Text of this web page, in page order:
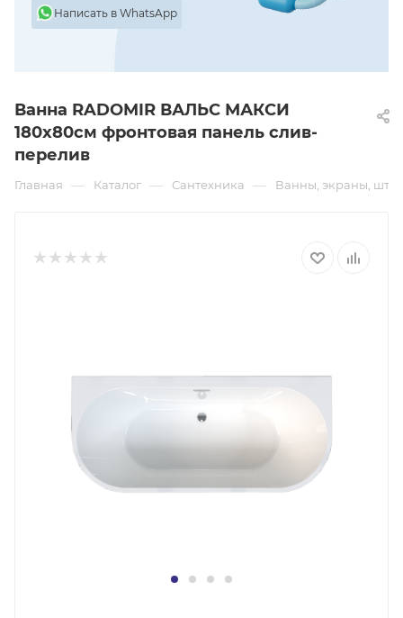
Написать в WhatsApp
Ванна RADOMIR ВАЛЬС МАКСИ
180х80см фронтовая панель слив-
перелив
Главная — Каталог — Сантехника — Ванны, экраны,